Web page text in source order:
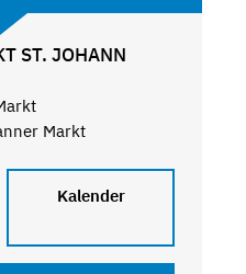
ST. JOHANN
Markt
Kalender